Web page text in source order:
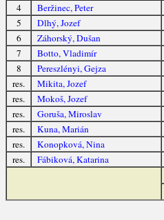
4
Beržinec, Peter
5
Dlhý, Jozef
6
Záhorský, Dušan
7
Botto, Vladimír
8
Pereszlényi, Gejza
res.
Mikita, Jozef
res.
Mokoš, Jozef
res.
Goruša, Miroslav
res.
Kuna, Marián
res.
Konopková, Nina
res.
Fábiková, Katarina